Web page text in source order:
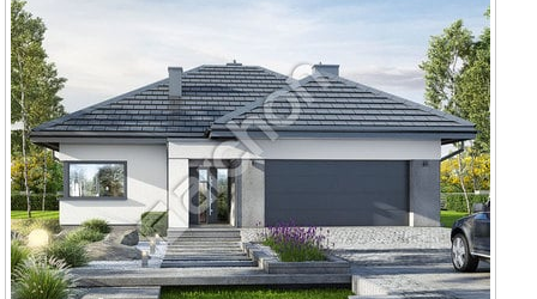
Dom w renklodach 2 (G2)